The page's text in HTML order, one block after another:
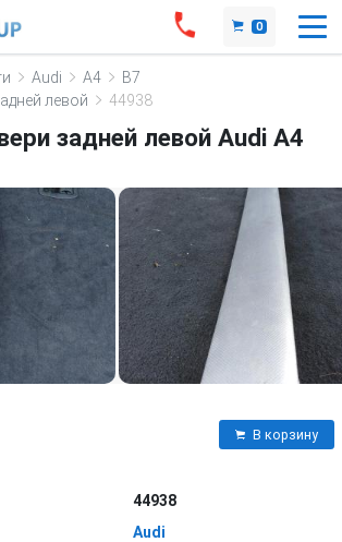
0
Audi A4
B7
левой
44938
задней левой Audi A4
В корзину
44938
Audi